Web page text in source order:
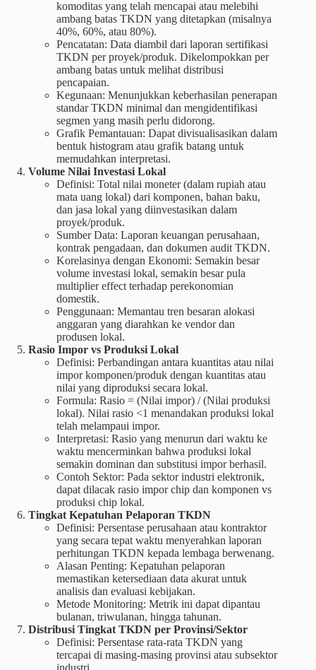
komoditas yang telah mencapai atau melebihi
ambang batas TKDN yang ditetapkan (misalnya
40%, 60%, atau 80%).
Pencatatan: Data diambil dari laporan sertifikasi
TKDN per proyek/produk. Dikelompokkan per
ambang batas untuk melihat distribusi
pencapaian.
Kegunaan: Menunjukkan keberhasilan penerapan
standar TKDN minimal dan mengidentifikasi
segmen yang masih perlu didorong.
Grafik Pemantauan: Dapat divisualisasikan dalam
bentuk histogram atau grafik batang untuk
memudahkan interpretasi.
Volume Nilai Investasi Lokal
Definisi: Total nilai moneter (dalam rupiah atau
mata uang lokal) dari komponen, bahan baku,
dan jasa lokal yang diinvestasikan dalam
proyek/produk.
Sumber Data: Laporan keuangan perusahaan,
kontrak pengadaan, dan dokumen audit TKDN.
Korelasinya dengan Ekonomi: Semakin besar
volume investasi lokal, semakin besar pula
multiplier effect terhadap perekonomian
domestik.
Penggunaan: Memantau tren besaran alokasi
anggaran yang diarahkan ke vendor dan
produsen lokal.
Rasio Impor vs Produksi Lokal
Definisi: Perbandingan antara kuantitas atau nilai
impor komponen/produk dengan kuantitas atau
nilai yang diproduksi secara lokal.
Formula: Rasio = (Nilai impor) / (Nilai produksi
lokal). Nilai rasio <1 menandakan produksi lokal
telah melampaui impor.
Interpretasi: Rasio yang menurun dari waktu ke
waktu mencerminkan bahwa produksi lokal
semakin dominan dan substitusi impor berhasil.
Contoh Sektor: Pada sektor industri elektronik,
dapat dilacak rasio impor chip dan komponen vs
produksi chip lokal.
Tingkat Kepatuhan Pelaporan TKDN
Definisi: Persentase perusahaan atau kontraktor
yang secara tepat waktu menyerahkan laporan
perhitungan TKDN kepada lembaga berwenang.
Alasan Penting: Kepatuhan pelaporan
memastikan ketersediaan data akurat untuk
analisis dan evaluasi kebijakan.
Metode Monitoring: Metrik ini dapat dipantau
bulanan, triwulanan, hingga tahunan.
Distribusi Tingkat TKDN per Provinsi/Sektor
Definisi: Persentase rata‑rata TKDN yang
tercapai di masing‑masing provinsi atau subsektor